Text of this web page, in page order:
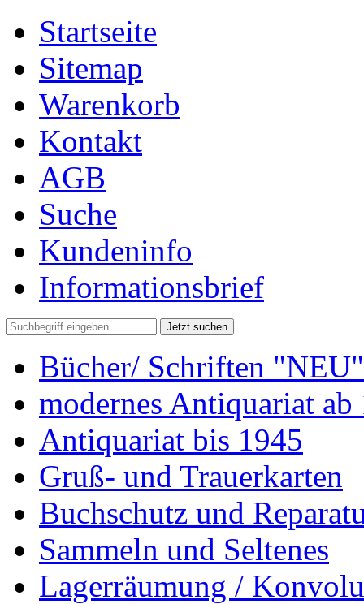
Startseite
Sitemap
Warenkorb
Kontakt
AGB
Suche
Kundeninfo
Informationsbrief
Jetzt suchen
Bücher/ Schriften "NEU"
modernes Antiquariat ab
Antiquariat bis 1945
Gruß- und Trauerkarten
Buchschutz und
Sammeln und Seltenes
Lagerräumung /